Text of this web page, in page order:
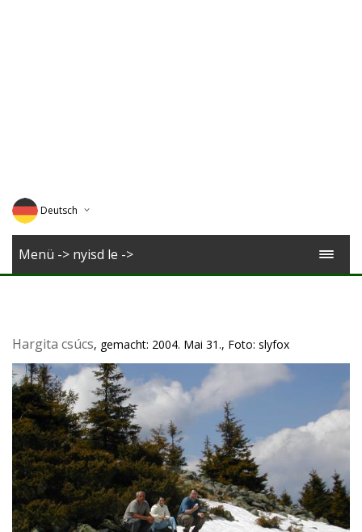
Deutsch
English
Menü -> nyisd le ->
Hargita csúcs, gemacht: 2004. Mai 31., Foto: slyfox